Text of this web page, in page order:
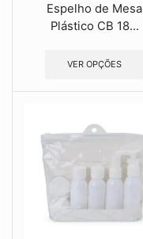
Espelho de Mesa
Plástico CB 18...
VER OPÇÕES